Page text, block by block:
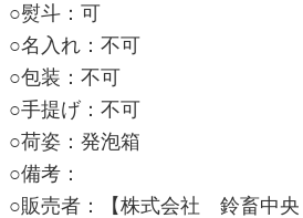
○熨斗：可
○名入れ：不可
○包装：不可
○手提げ：不可
○荷姿：発泡箱
○備考：
○販売者：【株式会社 鈴畜中央